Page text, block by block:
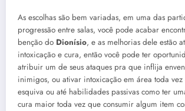
As escolhas são bem variadas, em uma das
progressão entre salas, você pode acabar
benção do Dionísio, e as melhorias dele estão
intoxicação e cura, então você pode ter
atribuir um de seus ataques pra que inflija
inimigos, ou ativar intoxicação em área toda vez
esquiva ou até habilidades passivas como ter
cura maior toda vez que consumir algum item